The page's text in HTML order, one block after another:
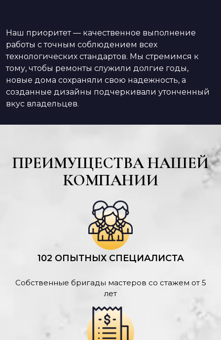
Наш приоритет — качественное выполнение
работы с точным соблюдением всех
технологических стандартов. Мы стремимся к
тому, чтобы ремонты служили долгие годы,
новые дома сохраняли свою надежность, а
созданные дизайны подчеркивали утонченный
вкус владельцев.
ПРЕИМУЩЕСТВА НАШЕЙ
КОМПАНИИ
102 ОПЫТНЫХ СПЕЦИАЛИСТА
Собственные бригады мастеров со стажем от 5
лет